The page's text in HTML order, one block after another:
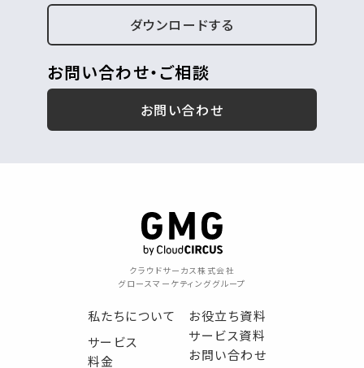
ダウンロードする
お問い合わせ・ご相談
お問い合わせ
クラウドサーカス株式会社
グロースマーケティンググループ
私たちについて
サービス
料金
お役立ち資料
サービス資料
お問い合わせ